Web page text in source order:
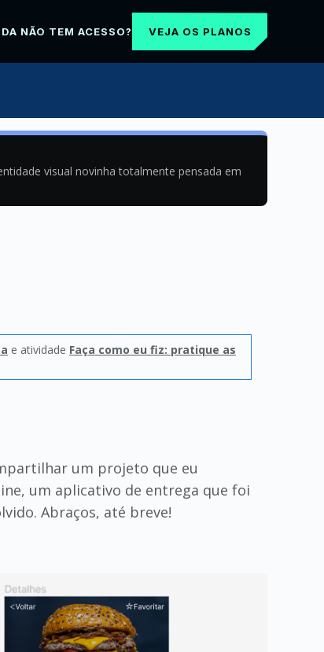
NÃO TEM ACESSO? VEJA OS PLANOS
visual novinha totalmente pensada em
e atividade Faça como eu fiz: pratique as
um projeto que eu
um aplicativo de entrega que foi
Abraços, até breve!